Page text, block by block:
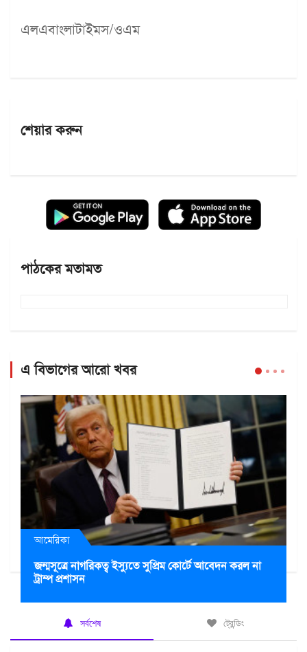
এলএবাংলাটাইমস/ওএম
শেয়ার করুন
পাঠকের মতামত
এ বিভাগের আরো খবর
আমেরিকা
জন্মসূত্রে নাগরিকত্ব ইস্যুতে সুপ্রিম কোর্টে আবেদন করল না
ট্রাম্প প্রশাসন
সর্বশেষ ট্রেন্ডিং